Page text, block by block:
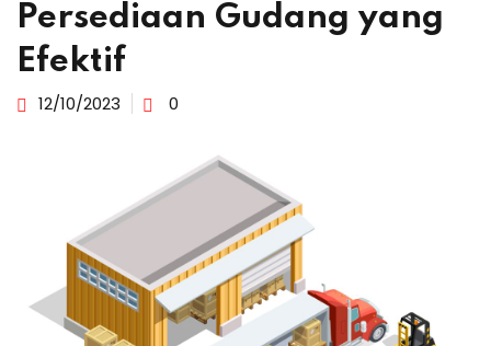
Persediaan Gudang yang
Efektif
12/10/2023 0